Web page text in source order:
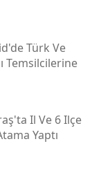
Türk Ve
Temsilcilerine
Il Ve 6 Ilçe
Yaptı